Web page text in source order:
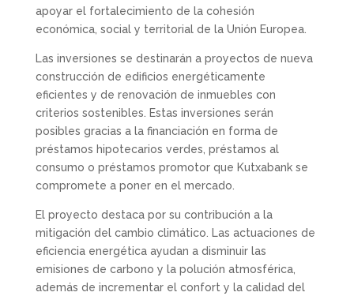
apoyar el fortalecimiento de la cohesión
económica, social y territorial de la Unión Europea.
Las inversiones se destinarán a proyectos de nueva
construcción de edificios energéticamente
eficientes y de renovación de inmuebles con
criterios sostenibles. Estas inversiones serán
posibles gracias a la financiación en forma de
préstamos hipotecarios verdes, préstamos al
consumo o préstamos promotor que Kutxabank se
compromete a poner en el mercado.
El proyecto destaca por su contribución a la
mitigación del cambio climático. Las actuaciones de
eficiencia energética ayudan a disminuir las
emisiones de carbono y la polución atmosférica,
además de incrementar el confort y la calidad del